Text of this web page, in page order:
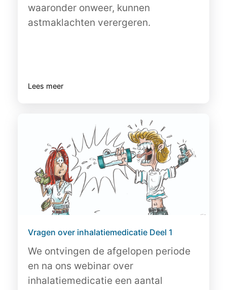
waaronder onweer, kunnen
astmaklachten verergeren.
Lees meer
Vragen over inhalatiemedicatie Deel 1
We ontvingen de afgelopen periode
en na ons webinar over
inhalatiemedicatie een aantal